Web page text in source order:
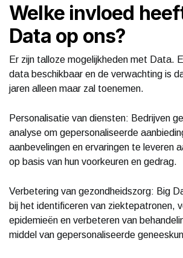
Welke invloed
Data op ons?
Er zijn talloze mogelijkheden met Data.
data beschikbaar en de verwachting is
jaren alleen maar zal toenemen.
Personalisatie van diensten: Bedrijven
analyse om gepersonaliseerde
aanbevelingen en ervaringen te leveren
op basis van hun voorkeuren en gedrag.
Verbetering van gezondheidszorg: Big
bij het identificeren van ziektepatronen,
epidemieën en verbeteren van
middel van gepersonaliseerde